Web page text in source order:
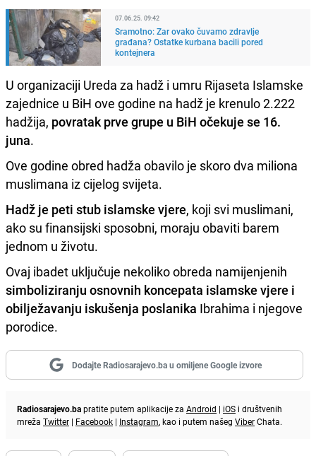
07.06.25. 09:42
Sramotno: Zar ovako čuvamo zdravlje
građana? Ostatke kurbana bacili pored
kontejnera
U organizaciji Ureda za hadž i umru Rijaseta Islamske
zajednice u BiH ove godine na hadž je krenulo 2.222
hadžija, povratak prve grupe u BiH očekuje se 16.
juna.
Ove godine obred hadža obavilo je skoro dva miliona
muslimana iz cijelog svijeta.
Hadž je peti stub islamske vjere, koji svi muslimani,
ako su finansijski sposobni, moraju obaviti barem
jednom u životu.
Ovaj ibadet uključuje nekoliko obreda namijenjenih
simboliziranju osnovnih koncepata islamske vjere i
obilježavanju iskušenja poslanika Ibrahima i njegove
porodice.
Dodajte Radiosarajevo.ba u omiljene Google izvore
Radiosarajevo.bapratite putem aplikacije za Android | iOS i društvenih
mreža Twitter | Facebook | Instagram, kao i putem našeg ViberChata.